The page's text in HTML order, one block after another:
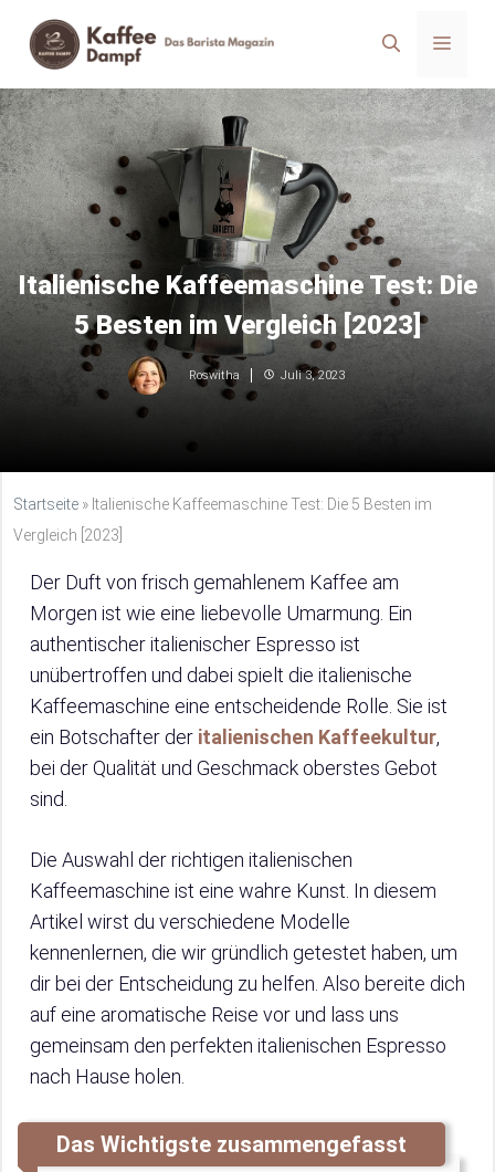
Inhalt
springen
Menü
Italienische Kaffeemaschine Test: Die
5 Besten im Vergleich [2023]
Roswitha Juli 3, 2023
Startseite » Italienische Kaffeemaschine Test: Die 5 Besten im
Vergleich [2023]
Der Duft von frisch gemahlenem Kaffee am
Morgen ist wie eine liebevolle Umarmung. Ein
authentischer italienischer Espresso ist
unübertroffen und dabei spielt die italienische
Kaffeemaschine eine entscheidende Rolle. Sie ist
ein Botschafter der italienischen Kaffeekultur,
bei der Qualität und Geschmack oberstes Gebot
sind.
Die Auswahl der richtigen italienischen
Kaffeemaschine ist eine wahre Kunst. In diesem
Artikel wirst du verschiedene Modelle
kennenlernen, die wir gründlich getestet haben, um
dir bei der Entscheidung zu helfen. Also bereite dich
auf eine aromatische Reise vor und lass uns
gemeinsam den perfekten italienischen Espresso
nach Hause holen.
Das Wichtigste zusammengefasst